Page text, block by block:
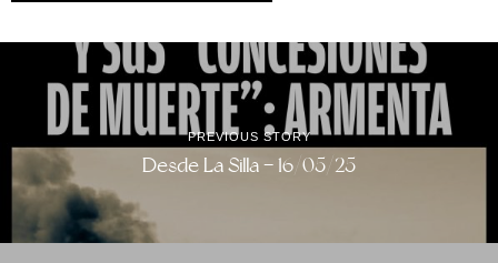
PREVIOUS STORY
Desde La Silla – 16/05/25